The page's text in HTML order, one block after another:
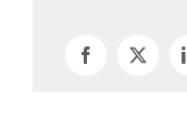
Facebook
X